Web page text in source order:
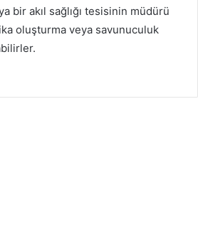
bir akıl sağlığı tesisinin müdürü
oluşturma veya savunuculuk